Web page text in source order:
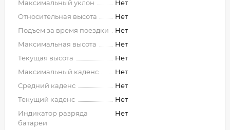
Максимальный уклон
Нет
Относительная высота
Нет
Подъем за время поездки
Нет
Максимальная высота
Нет
Текущая высота
Нет
Максимальный каденс
Нет
Средний каденс
Нет
Текущий каденс
Нет
Индикатор разряда
батареи
Нет